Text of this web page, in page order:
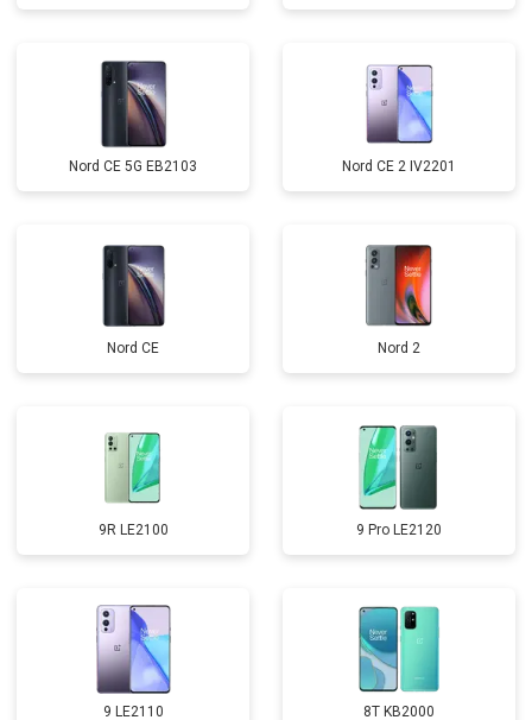
Nord CE 5G EB2103 Nord CE 2 IV2201
Nord CE Nord 2
9R LE2100 9 Pro LE2120
9 LE2110 8T KB2000